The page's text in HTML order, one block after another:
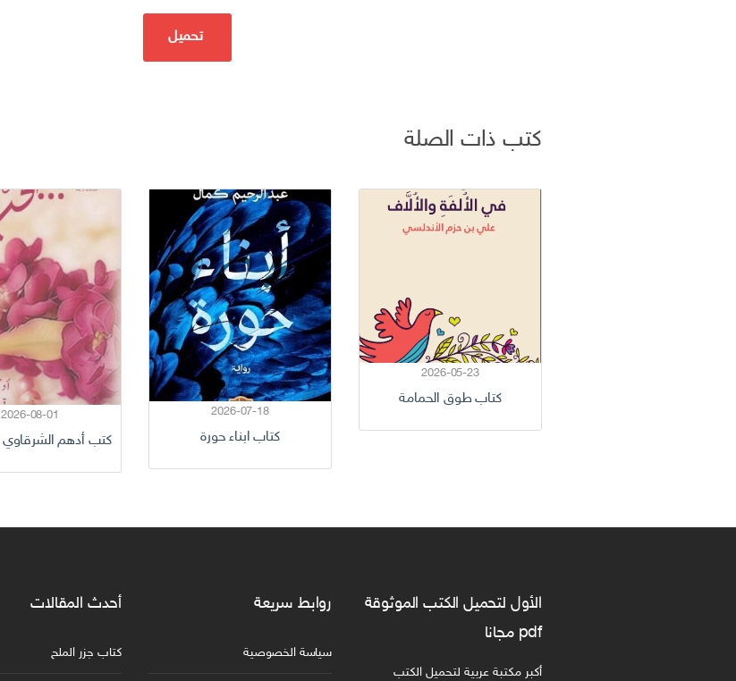
تحميل
كتب ذات الصلة
2026-05-23
كتاب طوق الحمامة
2026-07-18
كتاب ابناء حورة
2026-08-01
كتب أدهم الشرقاوي PDF.. مكتبة كاملة لعشاق الحكمة والقصص الملهمة
الأول لتحميل الكتب الموثوقة
pdf مجانا
أكبر مكتبة عربية لتحميل الكتب
روابط سريعة
سياسة الخصوصية
أحدث المقالات
كتاب جزر الملح